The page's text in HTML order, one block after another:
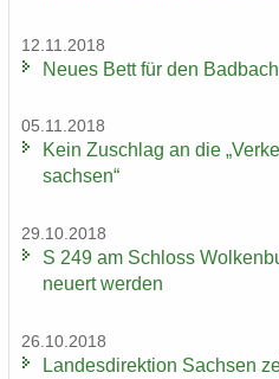
12.11.2018
Neues Bett für den
05.11.2018
Kein Zu­schlag an die
sach­sen“
29.10.2018
S 249 am Schloss
neu­ert wer­den
26.10.2018
Lan­des­di­rek­ti­on Sach­sen